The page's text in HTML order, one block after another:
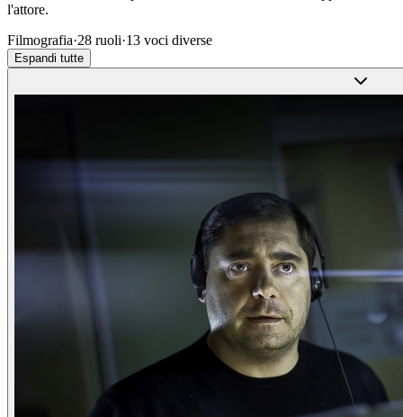
l'attore.
Filmografia·28 ruoli·13 voci diverse
Espandi tutte